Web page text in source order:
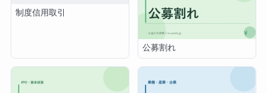
制度信用取引
公募割れ